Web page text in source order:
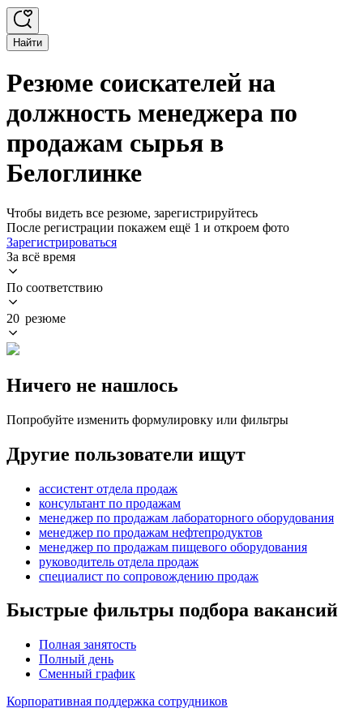
Найти
Резюме соискателей на
должность менеджера по
продажам сырья в
Белоглинке
Чтобы видеть все резюме, зарегистрируйтесь
После регистрации покажем ещё 1 и откроем фото
Зарегистрироваться
За всё время
По соответствию
20 резюме
Ничего не нашлось
Попробуйте изменить формулировку или фильтры
Другие пользователи ищут
ассистент отдела продаж
консультант по продажам
менеджер по продажам лабораторного оборудования
менеджер по продажам нефтепродуктов
менеджер по продажам пищевого оборудования
руководитель отдела продаж
специалист по сопровождению продаж
Быстрые фильтры подбора вакансий
Полная занятость
Полный день
Сменный график
Корпоративная поддержка сотрудников